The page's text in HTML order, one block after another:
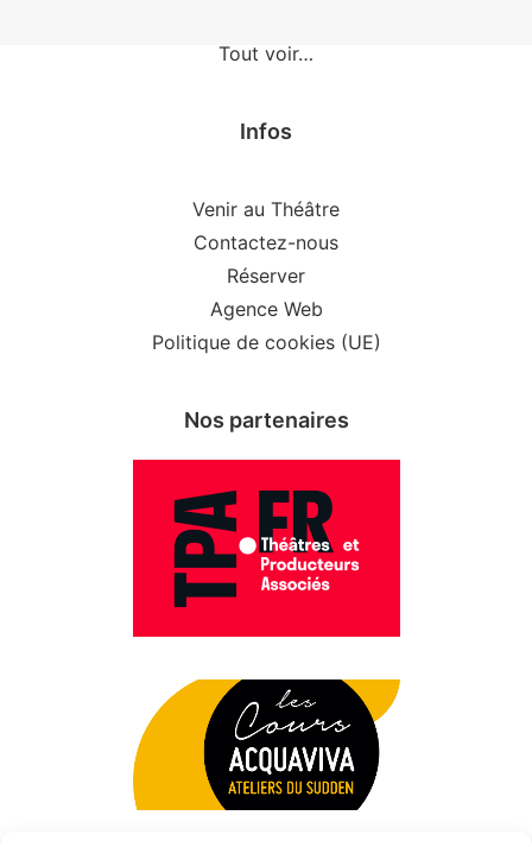
Tout voir…
Infos
Venir au Théâtre
Contactez-nous
Réserver
Agence Web
Politique de cookies (UE)
Nos partenaires